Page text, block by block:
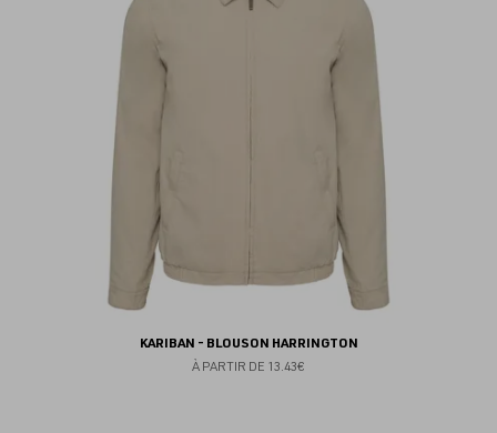
KARIBAN - BLOUSON HARRINGTON
À PARTIR DE 13.43€